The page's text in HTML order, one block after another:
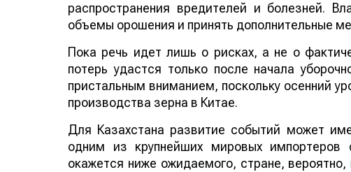
распространения вредителей и болезней.
объемы орошения и принять дополнительные
Пока речь идет лишь о рисках, а не о
потерь удастся только после начала
пристальным вниманием, поскольку осенний
производства зерна в Китае.
Для Казахстана развитие событий может
одним из крупнейших мировых импортеров
окажется ниже ожидаемого, стране,